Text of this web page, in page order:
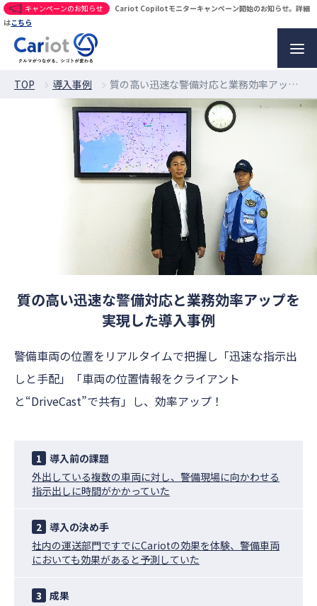
キャンペーンのお知らせ
Cariot Copilotモニターキャンペーン開始のお知らせ。詳細
はこちら
TOP 導入事例 質の高い迅速な警備対応と業務効率アップを実現した導入事例
質の高い迅速な警備対応と業務効率アップを
実現した導入事例
警備車両の位置をリアルタイムで把握し「迅速な指示出
しと手配」「車両の位置情報をクライアント
と“DriveCast”で共有」し、効率アップ！
1 導入前の課題
外出している複数の車両に対し、警備現場に向かわせる
指示出しに時間がかかっていた
2 導入の決め手
社内の運送部門ですでにCariotの効果を体験、警備車両
においても効果があると予測していた
3 成果